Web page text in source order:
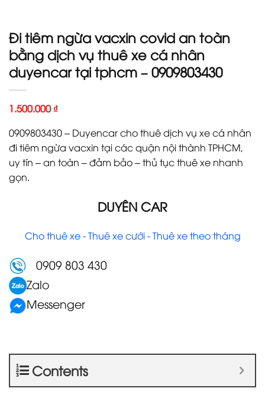
Đi tiêm ngừa vacxin covid an toàn
bằng dịch vụ thuê xe cá nhân
duyencar tại tphcm – 0909803430
1.500.000 ₫
0909803430 – Duyencar cho thuê dịch vụ xe cá nhân
đi tiêm ngừa vacxin tại các quận nội thành TPHCM,
uy tín – an toàn – đảm bảo – thủ tục thuê xe nhanh
gọn.
DUYÊN CAR
Cho thuê xe - Thuê xe cưới - Thuê xe theo tháng
0909 803 430
Zalo
Messenger
Contents